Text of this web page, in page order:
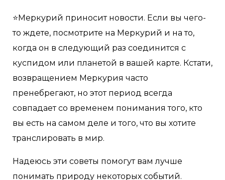
⭐️Меркурий приносит новости. Если вы чего-
то ждете, посмотрите на Меркурий и на то,
когда он в следующий раз соединится с
куспидом или планетой в ​​вашей карте. Кстати,
возвращением Меркурия часто
пренебрегают, но этот период всегда
совпадает со временем понимания того, кто
вы есть на самом деле и того, что вы хотите
транслировать в мир.
Надеюсь эти советы помогут вам лучше
понимать природу некоторых событий.